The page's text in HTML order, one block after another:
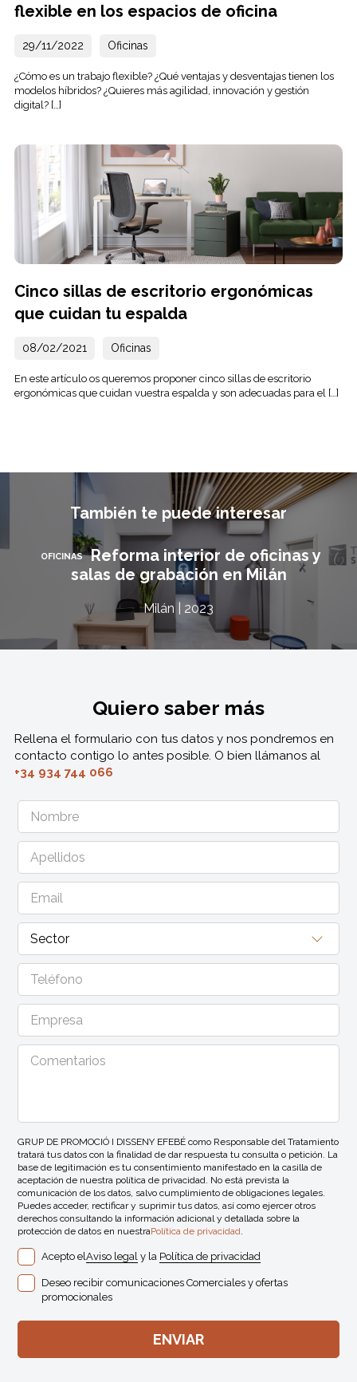
flexible en los espacios de oficina
29/11/2022 Oficinas
¿Cómo es un trabajo flexible? ¿Qué ventajas y desventajas tienen los
modelos híbridos? ¿Quieres más agilidad, innovación y gestión
digital? […]
Cinco sillas de escritorio ergonómicas
que cuidan tu espalda
08/02/2021 Oficinas
En este artículo os queremos proponer cinco sillas de escritorio
ergonómicas que cuidan vuestra espalda y son adecuadas para el […]
También te puede interesar
OFICINAS Reforma interior de oficinas y
salas de grabación en Milán
Milán | 2023
Quiero saber más
Rellena el formulario con tus datos y nos pondremos en
contacto contigo lo antes posible. O bien llámanos al
+34 934 744 066
GRUP DE PROMOCIÓ I DISSENY EFEBÉ como Responsable del Tratamiento
tratará tus datos con la finalidad de dar respuesta tu consulta o petición. La
base de legitimación es tu consentimiento manifestado en la casilla de
aceptación de nuestra política de privacidad. No está prevista la
comunicación de los datos, salvo cumplimiento de obligaciones legales.
Puedes acceder, rectificar y suprimir tus datos, así como ejercer otros
derechos consultando la información adicional y detallada sobre la
protección de datos en nuestraPolítica de privacidad.
Acepto elAviso legal y la Política de privacidad
Deseo recibir comunicaciones Comerciales y ofertas
promocionales